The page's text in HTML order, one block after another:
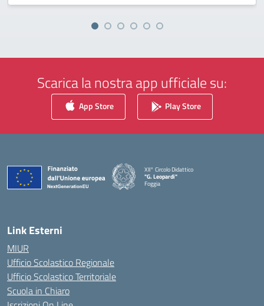
Scarica la nostra app ufficiale su:
App Store Play Store
XII° Circolo Didattico
"G. Leopardi"
Foggia
— Visita la pagina iniziale della scuola
Link Esterni
MIUR
Ufficio Scolastico Regionale
Ufficio Scolastico Territoriale
Scuola in Chiaro